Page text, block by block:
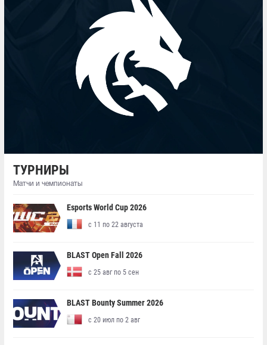
ТУРНИРЫ
Матчи и чемпионаты
Esports World Cup 2026
с 11 по 22 августа
BLAST Open Fall 2026
с 25 авг по 5 сен
BLAST Bounty Summer 2026
с 20 июл по 2 авг